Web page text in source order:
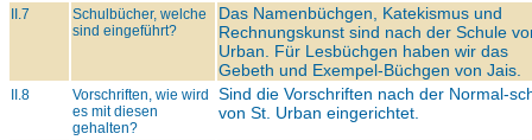
II.7
Schulbücher, welche
sind eingeführt?
Das Namenbüchgen, Katekismus und
Rechnungskunst sind nach der Schule
Urban. Für Lesbüchgen haben wir das
Gebeth und Exempel-Büchgen von Jais.
II.8
Vorschriften, wie wird
es mit diesen
gehalten?
Sind die Vorschriften nach der Normal-
von St. Urban eingerichtet.